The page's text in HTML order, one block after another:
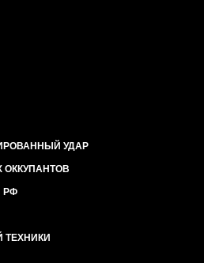
УДАР
РФ
ТЕХНИКИ